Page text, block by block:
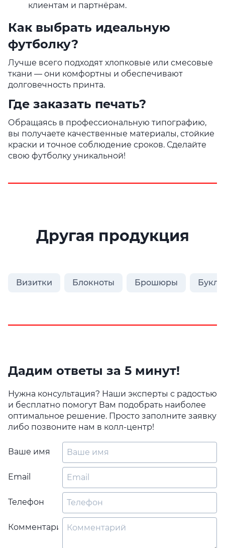
клиентам и партнёрам.
Как выбрать идеальную
футболку?
Лучше всего подходят хлопковые или смесовые
ткани — они комфортны и обеспечивают
долговечность принта.
Где заказать печать?
Обращаясь в профессиональную типографию,
вы получаете качественные материалы, стойкие
краски и точное соблюдение сроков. Сделайте
свою футболку уникальной!
Другая продукция
Визитки Блокноты Брошюры
Дадим ответы за 5 минут!
Нужна консультация? Наши эксперты с радостью
и бесплатно помогут Вам подобрать наиболее
оптимальное решение. Просто заполните заявку
либо позвоните нам в колл-центр!
Ваше имя
Email
Телефон
Комментарий